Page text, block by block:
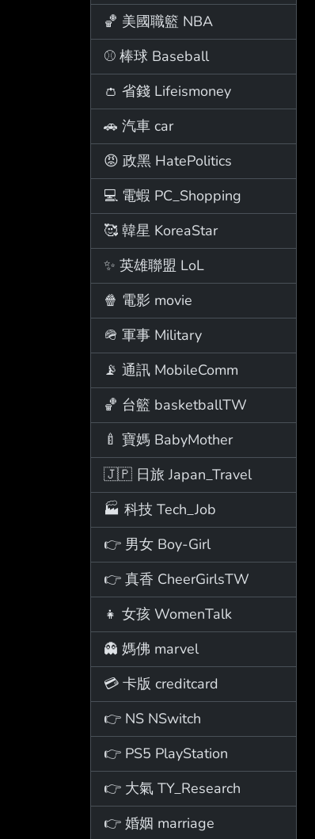
🏀 美國職籃 NBA
⚾ 棒球 Baseball
👛 省錢 Lifeismoney
🚗 汽車 car
😡 政黑 HatePolitics
💻 電蝦 PC_Shopping
🥰 韓星 KoreaStar
✨ 英雄聯盟 LoL
🍿 電影 movie
🪖 軍事 Military
📡 通訊 MobileComm
🏀 台籃 basketballTW
🍼 寶媽 BabyMother
🇯🇵 日旅 Japan_Travel
🏭 科技 Tech_Job
👉 男女 Boy-Girl
👉 真香 CheerGirlsTW
👧 女孩 WomenTalk
👻 媽佛 marvel
💳 卡版 creditcard
👉 NS NSwitch
👉 PS5 PlayStation
👉 大氣 TY_Research
👉 婚姻 marriage